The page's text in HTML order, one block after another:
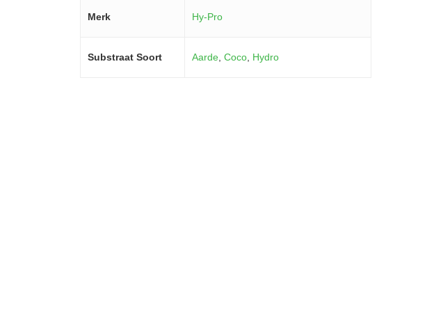
Merk Hy-Pro
Substraat Soort Aarde, Coco, Hydro